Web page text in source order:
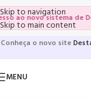
Skip to navigation
Skip to main content
ao novo sistema de
Conheça o novo site
MENU